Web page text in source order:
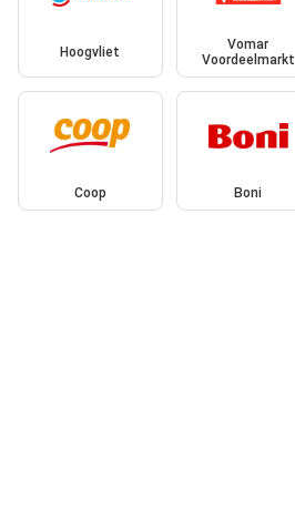
Hoogvliet
Vomar
Voordeelmarkt
Coop Boni